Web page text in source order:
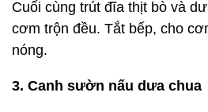
Cuối cùng trút đĩa thịt bò và
cơm trộn đều. Tắt bếp, cho
nóng.
3. Canh sườn nấu dưa chua